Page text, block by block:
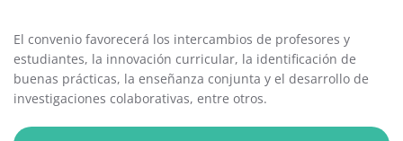
El convenio favorecerá los intercambios de profesores y
estudiantes, la innovación curricular, la identificación de
buenas prácticas, la enseñanza conjunta y el desarrollo de
investigaciones colaborativas, entre otros.